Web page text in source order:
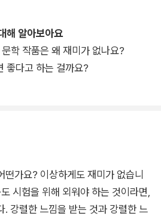
서가 필독 작품의 배경과 줄거리를 소
은 시와 소설뿐 아니라 희곡, 수필,
전체를 조망한다. 1장에서는 문학
배우는 문학은 재미없게 느껴지는지,
왜 필요한지를 살펴본다. 2장부터
상상력을 길러 주는 시, 공감의 마음
이 되어 주는 수필, 지적인 탐색을 이
갈래를 통해 청소년들이 문학을 더
과도 연결지을 수 있도록 구성했다.
해 알아보아요
학 작품은 왜 재미가 없나요?
좋다고 하는 걸까요?
떤가요? 이상하게도 재미가 없습니
시험을 위해 외워야 하는 것이라면,
. 강렬한 느낌을 받는 것과 강렬한 느